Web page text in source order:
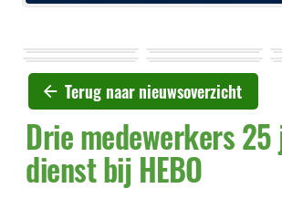
Terug naar nieuwsoverzicht
Drie medewerkers
dienst bij HEBO